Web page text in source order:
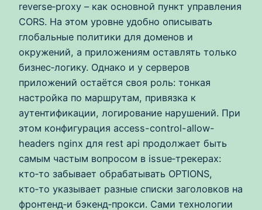
reverse‑proxy – как основной пункт управления
CORS. На этом уровне удобно описывать
глобальные политики для доменов и
окружений, а приложениям оставлять только
бизнес‑логику. Однако и у серверов
приложений остаётся своя роль: тонкая
настройка по маршрутам, привязка к
аутентификации, логирование нарушений. При
этом конфигурация access-control-allow-
headers nginx для rest api продолжает быть
самым частым вопросом в issue‑трекерах:
кто‑то забывает обрабатывать OPTIONS,
кто‑то указывает разные списки заголовков на
фронтенд‑и бэкенд‑прокси. Сами технологии